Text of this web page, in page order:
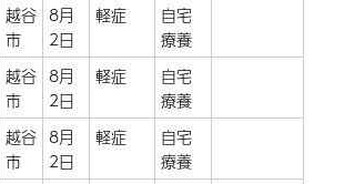
越谷
市
8月
2日
軽症
自宅
療養
越谷
市
8月
2日
軽症
自宅
療養
越谷
市
8月
2日
軽症
自宅
療養